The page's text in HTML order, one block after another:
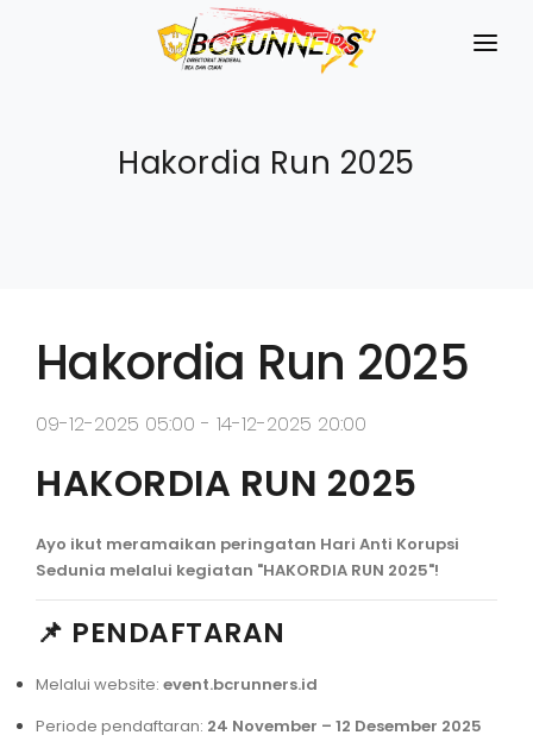
Hakordia Run 2025
Hakordia Run 2025
09-12-2025 05:00 - 14-12-2025 20:00
HAKORDIA RUN 2025
Ayo ikut meramaikan peringatan Hari Anti Korupsi
Sedunia melalui kegiatan "HAKORDIA RUN 2025"!
📌 PENDAFTARAN
Melalui website: event.bcrunners.id
Periode pendaftaran: 24 November – 12 Desember 2025